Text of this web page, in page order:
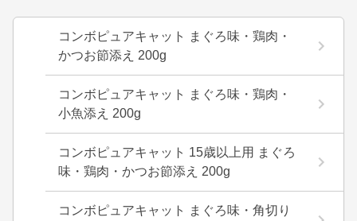
コンボピュアキャット まぐろ味・鶏肉・
かつお節添え 200g
コンボピュアキャット まぐろ味・鶏肉・
小魚添え 200g
コンボピュアキャット 15歳以上用 まぐろ
味・鶏肉・かつお節添え 200g
コンボピュアキャット まぐろ味・角切り